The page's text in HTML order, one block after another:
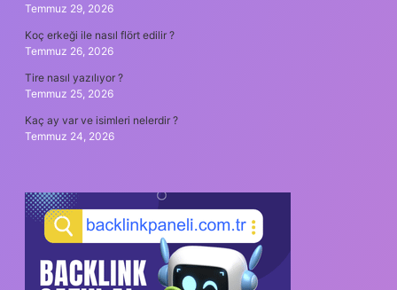
Temmuz 29, 2026
Koç erkeği ile nasıl flört edilir ?
Temmuz 26, 2026
Tire nasıl yazılıyor ?
Temmuz 25, 2026
Kaç ay var ve isimleri nelerdir ?
Temmuz 24, 2026